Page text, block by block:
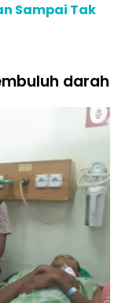
Sampai Tak
darah